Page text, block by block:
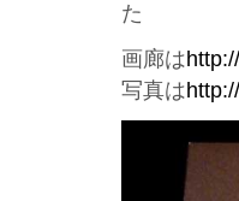
た
画廊は
写真は